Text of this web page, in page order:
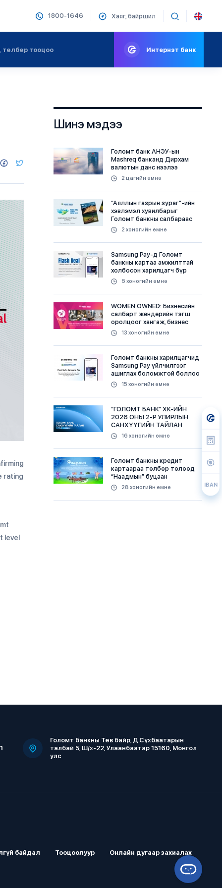
1800-1646 Хаяг, байршил
төлбөр тооцоо Интернэт банк
rating
level
Шинэ мэдээ
Голомт банк АНЭУ-ын
Mashreq банканд Дирхам
валютын данс нээлээ
2 цагийн өмнө
“Аяллын газрын зураг”-ийн
хэвлэмэл хувилбарыг
Голомт банкны салбараас
үнэ төлбөргүй авах
боломжтой
2 хоногийн өмнө
Samsung Pay-д Голомт
банкны картаа амжилттай
холбосон харилцагч бүр
бэлэгтэй
6 хоногийн өмнө
WOMEN OWNED: Бизнесийн
салбарт жендерийн тэгш
оролцоог хангаж, бизнес
эрхлэгч эмэгтэйчүүдийг
дэмжинэ
13 хоногийн өмнө
Голомт банкны харилцагчид
Samsung Pay үйлчилгээг
ашиглах боломжтой боллоо
15 хоногийн өмнө
“ГОЛОМТ БАНК” ХК-ИЙН
2026 ОНЫ 2-Р УЛИРЛЫН
САНХҮҮГИЙН ТАЙЛАН
НИЙТЛЭГДЛЭЭ
16 хоногийн өмнө
Голомт банкны кредит
картаараа төлбөр төлөөд
“Наадмын” буцаан
олголттой урамшуулалд
хамрагдаарай
28 хоногийн өмнө IBAN
Голомт банкны Төв байр, Д.Сүхбаатарын
талбай 5, Ш/х-22, Улаанбаатар 15160, Монгол
улс
байдал Тооцоолуур Онлайн дугаар захиалах